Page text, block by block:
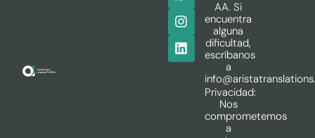
AA. Si
encuentra
alguna
dificultad,
escríbanos
a
Privacidad:
Nos
comprometemos
a